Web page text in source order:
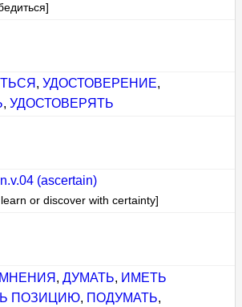
, УДОСТОВЕРЕНИЕ,
,УДОСТОВЕРЯТЬ
(ascertain)
or discover with certainty]
, ДУМАТЬ, ИМЕТЬ
ПОЗИЦИЮ, ПОДУМАТЬ,